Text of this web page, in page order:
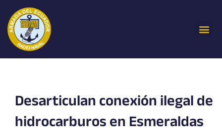
contenido
Desarticulan conexión ilegal de
hidrocarburos en Esmeraldas